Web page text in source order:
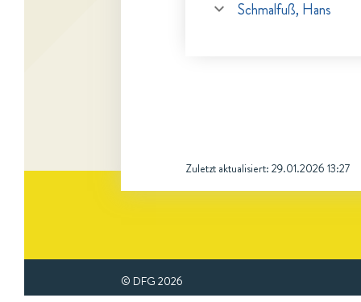
Schmalfuß, Hans
Zuletzt aktualisiert: 29.01.2026 13:27
© DFG 2026